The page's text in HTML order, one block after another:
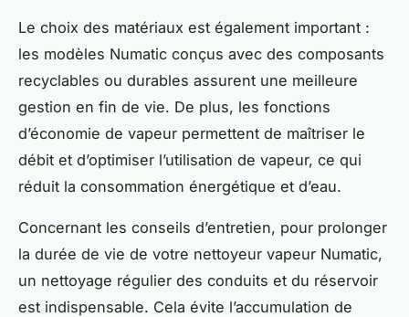
Le choix des matériaux est également important :
les modèles Numatic conçus avec des composants
recyclables ou durables assurent une meilleure
gestion en fin de vie. De plus, les fonctions
d’économie de vapeur permettent de maîtriser le
débit et d’optimiser l’utilisation de vapeur, ce qui
réduit la consommation énergétique et d’eau.
Concernant les conseils d’entretien, pour prolonger
la durée de vie de votre nettoyeur vapeur Numatic,
un nettoyage régulier des conduits et du réservoir
est indispensable. Cela évite l’accumulation de